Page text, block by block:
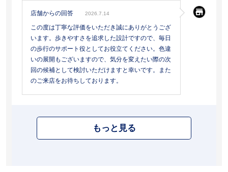
店舗からの回答 2026.7.14
この度は丁寧な評価をいただき誠にありがとうござ
います。歩きやすさを追求した設計ですので、毎日
の歩行のサポート役としてお役立てください。色違
いの展開もございますので、気分を変えたい際の次
回の候補として検討いただけますと幸いです。また
のご来店をお待ちしております。
もっと見る